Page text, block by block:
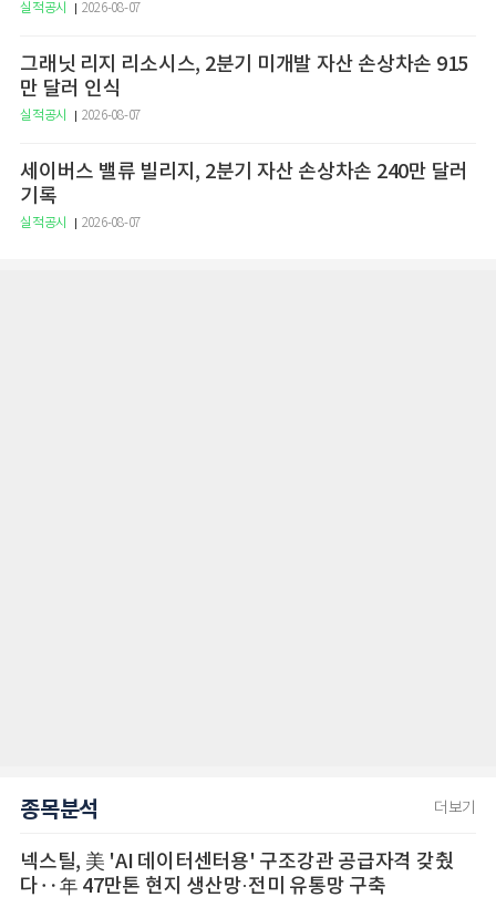
실적공시 2026-08-07
그래닛 리지 리소시스, 2분기 미개발 자산 손상차손 915
만 달러 인식
실적공시 2026-08-07
세이버스 밸류 빌리지, 2분기 자산 손상차손 240만 달러
기록
실적공시 2026-08-07
종목분석 더보기
넥스틸, 美 'AI 데이터센터용' 구조강관 공급자격 갖췄
다‥年 47만톤 현지 생산망·전미 유통망 구축